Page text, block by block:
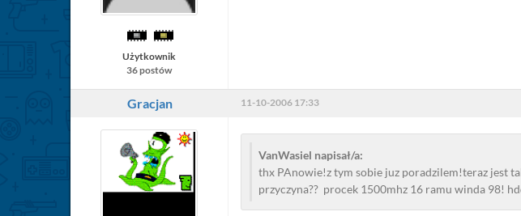
Użytkownik
36 postów
Gracjan 11-10-2006 17:33
VanWasiel napisał/a:
thx PAnowie!z tym sobie juz poradzilem!teraz jest
przyczyna?? procek 1500mhz 16 ramu winda 98!